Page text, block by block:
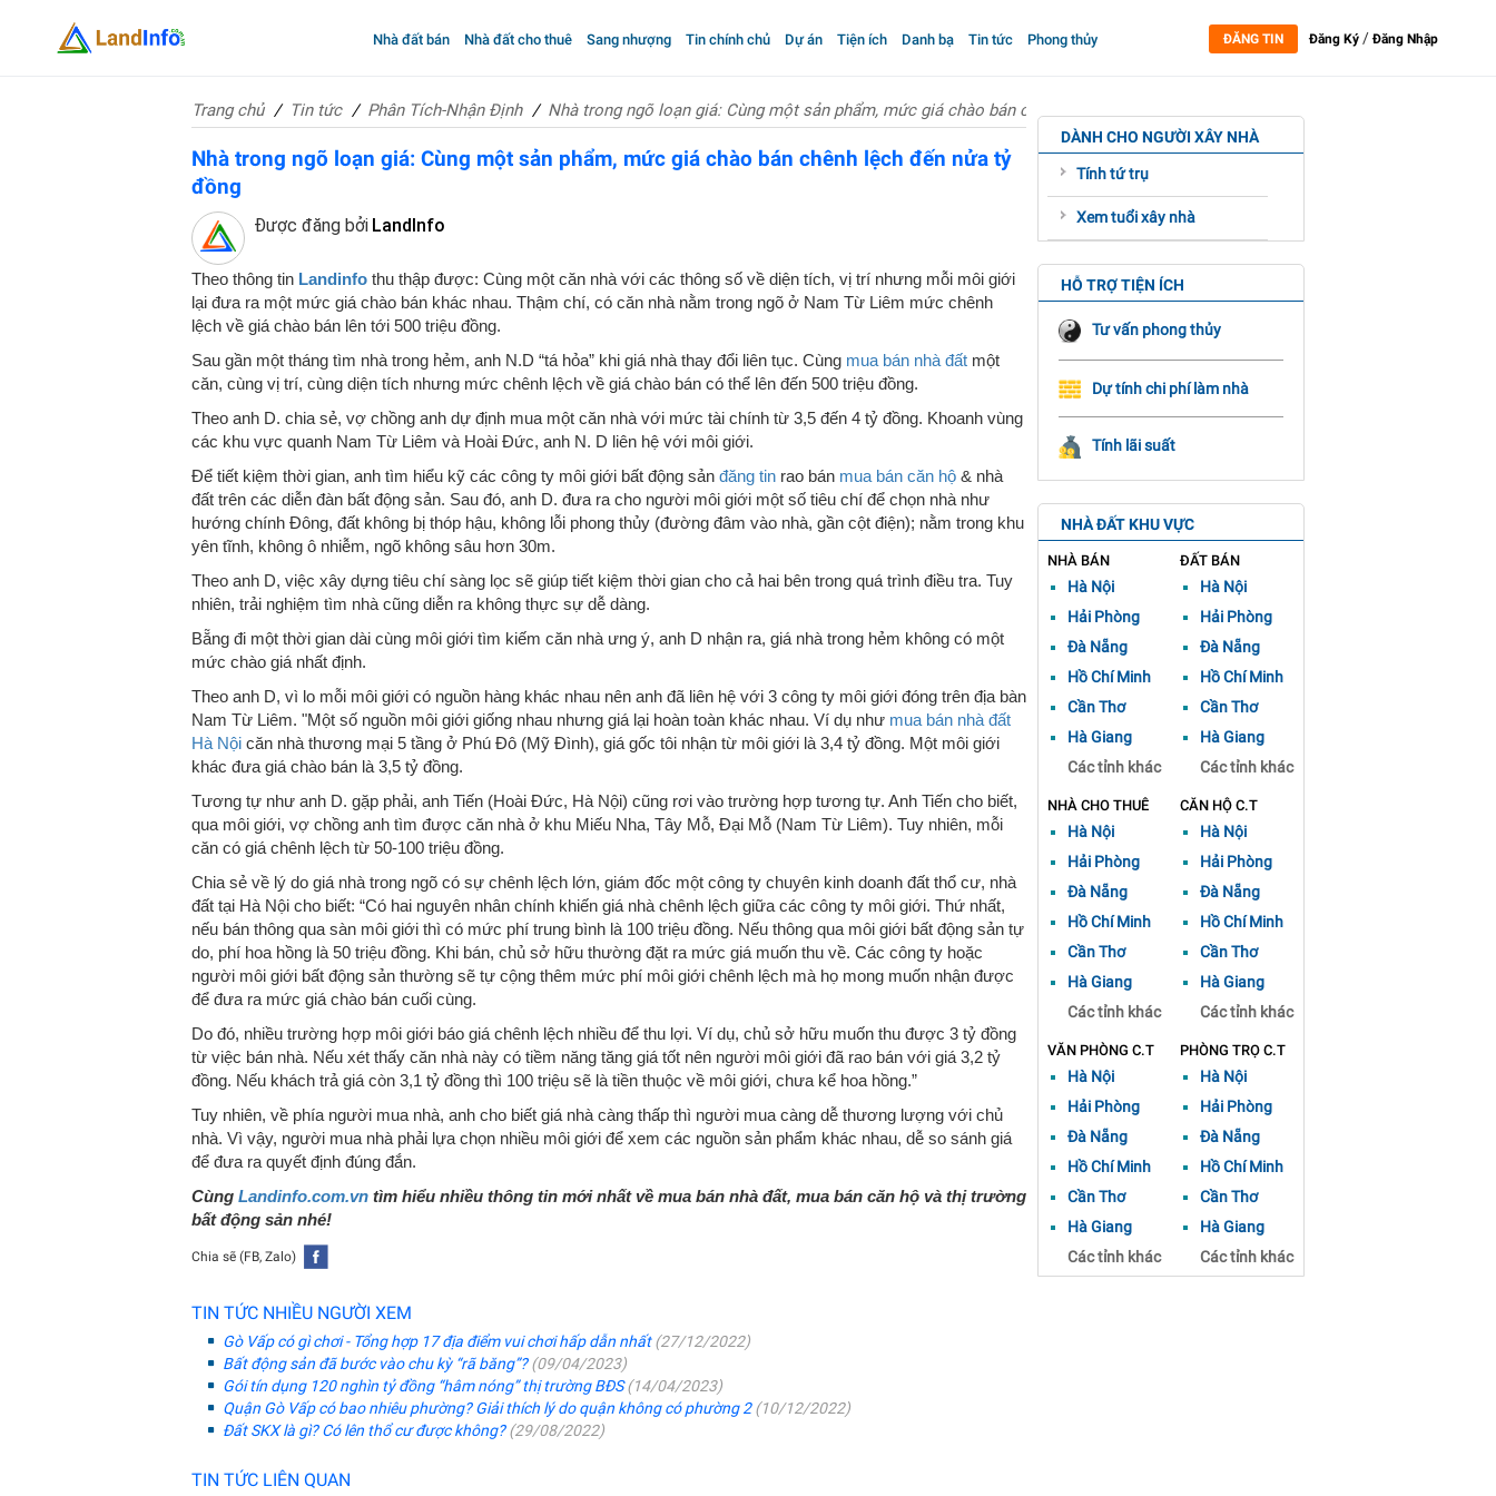
Nhà đất bán Nhà đất cho thuê Sang nhượng Tin chính chủ Dự án Tiện ích Danh bạ Tin tức Phong thủy ĐĂNG TIN Đăng Ký /Đăng Nhập
Trang chủ Tin tức Phân Tích-Nhận Định Nhà trong ngõ loạn giá: Cùng một sản phẩm, mức giá chào bán chênh lệch đến nửa tỷ đồng
Nhà trong ngõ loạn giá: Cùng một sản phẩm, mức giá chào bán chênh lệch đến nửa tỷ
đồng
Được đăng bởi LandInfo
Theo thông tin Landinfo thu thập được: Cùng một căn nhà với các thông số về diện tích, vị trí nhưng mỗi môi giới
lại đưa ra một mức giá chào bán khác nhau. Thậm chí, có căn nhà nằm trong ngõ ở Nam Từ Liêm mức chênh
lệch về giá chào bán lên tới 500 triệu đồng.
Sau gần một tháng tìm nhà trong hẻm, anh N.D “tá hỏa” khi giá nhà thay đổi liên tục. Cùng mua bán nhà đất một
căn, cùng vị trí, cùng diện tích nhưng mức chênh lệch về giá chào bán có thể lên đến 500 triệu đồng.
Theo anh D. chia sẻ, vợ chồng anh dự định mua một căn nhà với mức tài chính từ 3,5 đến 4 tỷ đồng. Khoanh vùng
các khu vực quanh Nam Từ Liêm và Hoài Đức, anh N. D liên hệ với môi giới.
Để tiết kiệm thời gian, anh tìm hiểu kỹ các công ty môi giới bất động sản đăng tin rao bán mua bán căn hộ & nhà
đất trên các diễn đàn bất động sản. Sau đó, anh D. đưa ra cho người môi giới một số tiêu chí để chọn nhà như
hướng chính Đông, đất không bị thóp hậu, không lỗi phong thủy (đường đâm vào nhà, gần cột điện); nằm trong khu
yên tĩnh, không ô nhiễm, ngõ không sâu hơn 30m.
Theo anh D, việc xây dựng tiêu chí sàng lọc sẽ giúp tiết kiệm thời gian cho cả hai bên trong quá trình điều tra. Tuy
nhiên, trải nghiệm tìm nhà cũng diễn ra không thực sự dễ dàng.
Bẵng đi một thời gian dài cùng môi giới tìm kiếm căn nhà ưng ý, anh D nhận ra, giá nhà trong hẻm không có một
mức chào giá nhất định.
Theo anh D, vì lo mỗi môi giới có nguồn hàng khác nhau nên anh đã liên hệ với 3 công ty môi giới đóng trên địa bàn
Nam Từ Liêm. "Một số nguồn môi giới giống nhau nhưng giá lại hoàn toàn khác nhau. Ví dụ như mua bán nhà đất
Hà Nội căn nhà thương mại 5 tầng ở Phú Đô (Mỹ Đình), giá gốc tôi nhận từ môi giới là 3,4 tỷ đồng. Một môi giới
khác đưa giá chào bán là 3,5 tỷ đồng.
Tương tự như anh D. gặp phải, anh Tiến (Hoài Đức, Hà Nội) cũng rơi vào trường hợp tương tự. Anh Tiến cho biết,
qua môi giới, vợ chồng anh tìm được căn nhà ở khu Miếu Nha, Tây Mỗ, Đại Mỗ (Nam Từ Liêm). Tuy nhiên, mỗi
căn có giá chênh lệch từ 50-100 triệu đồng.
Chia sẻ về lý do giá nhà trong ngõ có sự chênh lệch lớn, giám đốc một công ty chuyên kinh doanh đất thổ cư, nhà
đất tại Hà Nội cho biết: “Có hai nguyên nhân chính khiến giá nhà chênh lệch giữa các công ty môi giới. Thứ nhất,
nếu bán thông qua sàn môi giới thì có mức phí trung bình là 100 triệu đồng. Nếu thông qua môi giới bất động sản tự
do, phí hoa hồng là 50 triệu đồng. Khi bán, chủ sở hữu thường đặt ra mức giá muốn thu về. Các công ty hoặc
người môi giới bất động sản thường sẽ tự cộng thêm mức phí môi giới chênh lệch mà họ mong muốn nhận được
để đưa ra mức giá chào bán cuối cùng.
Do đó, nhiều trường hợp môi giới báo giá chênh lệch nhiều để thu lợi. Ví dụ, chủ sở hữu muốn thu được 3 tỷ đồng
từ việc bán nhà. Nếu xét thấy căn nhà này có tiềm năng tăng giá tốt nên người môi giới đã rao bán với giá 3,2 tỷ
đồng. Nếu khách trả giá còn 3,1 tỷ đồng thì 100 triệu sẽ là tiền thuộc về môi giới, chưa kể hoa hồng.”
Tuy nhiên, về phía người mua nhà, anh cho biết giá nhà càng thấp thì người mua càng dễ thương lượng với chủ
nhà. Vì vậy, người mua nhà phải lựa chọn nhiều môi giới để xem các nguồn sản phẩm khác nhau, dễ so sánh giá
để đưa ra quyết định đúng đắn.
Cùng Landinfo.com.vn tìm hiểu nhiều thông tin mới nhất về mua bán nhà đất, mua bán căn hộ và thị trường
bất động sản nhé!
Chia sẽ (FB, Zalo)
TIN TỨC NHIỀU NGƯỜI XEM
Gò Vấp có gì chơi - Tổng hợp 17 địa điểm vui chơi hấp dẫn nhất(27/12/2022)
Bất động sản đã bước vào chu kỳ “rã băng”?(09/04/2023)
Gói tín dụng 120 nghìn tỷ đồng “hâm nóng” thị trường BĐS(14/04/2023)
Quận Gò Vấp có bao nhiêu phường? Giải thích lý do quận không có phường 2(10/12/2022)
Đất SKX là gì? Có lên thổ cư được không?(29/08/2022)
TIN TỨC LIÊN QUAN
DÀNH CHO NGƯỜI XÂY NHÀ
Tính tứ trụ
Xem tuổi xây nhà
HỖ TRỢ TIỆN ÍCH
Tư vấn phong thủy
Dự tính chi phí làm nhà
Tính lãi suất
NHÀ ĐẤT KHU VỰC
NHÀ BÁN
Hà Nội
Hải Phòng
Đà Nẵng
Hồ Chí Minh
Cần Thơ
Hà Giang
Các tỉnh khác
ĐẤT BÁN
Hà Nội
Hải Phòng
Đà Nẵng
Hồ Chí Minh
Cần Thơ
Hà Giang
Các tỉnh khác
NHÀ CHO THUÊ
Hà Nội
Hải Phòng
Đà Nẵng
Hồ Chí Minh
Cần Thơ
Hà Giang
Các tỉnh khác
CĂN HỘ C.T
Hà Nội
Hải Phòng
Đà Nẵng
Hồ Chí Minh
Cần Thơ
Hà Giang
Các tỉnh khác
VĂN PHÒNG C.T
Hà Nội
Hải Phòng
Đà Nẵng
Hồ Chí Minh
Cần Thơ
Hà Giang
Các tỉnh khác
PHÒNG TRỌ C.T
Hà Nội
Hải Phòng
Đà Nẵng
Hồ Chí Minh
Cần Thơ
Hà Giang
Các tỉnh khác